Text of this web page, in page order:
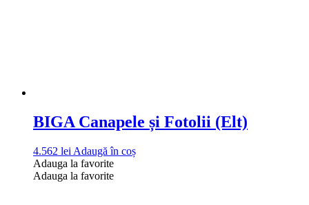
BIGA Canapele și Fotolii (Elt)
4.562 lei Adaugă în coș
Adauga la favorite
Adauga la favorite